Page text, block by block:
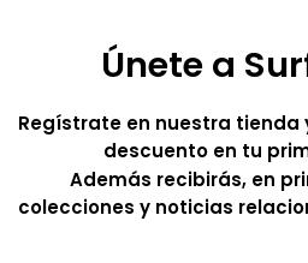
Únete a
Regístrate en nuestra tienda
descuento en tu
Además recibirás, en
colecciones y noticias